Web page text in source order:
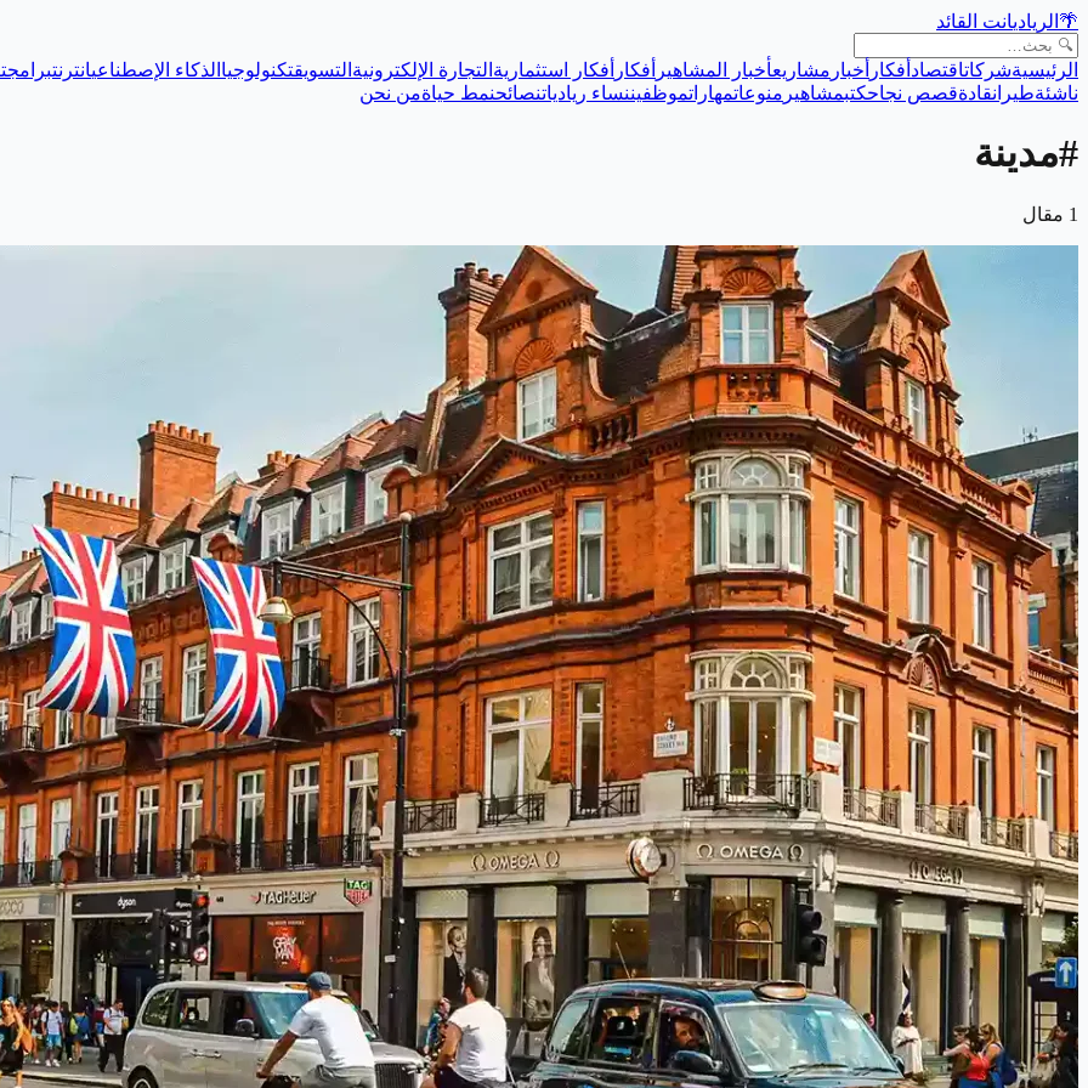
🌴 الرياديانت القائد
الرئيسيةشركاتاقتصاد أفكار أخبار مشاريعأخبار المشاهير أفكار أفكار استثمارية التجارة الإلكترونية التسويقتكنولوجيا الذكاء الإصطناعيانترنتبرامج
ناشئةطيرانقادةقصص نجاحكتبمشاهير منوعاتمهاراتموظفيننساء ريادياتنصائحنمط حياةمن نحن
#مدينة
1 مقال